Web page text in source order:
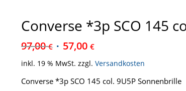
Converse *3p SCO 145
97,00€ 57,00€
inkl. 19 % MwSt. zzgl.Versandkosten
Converse *3p SCO 145 col. 9U5P Sonnenbrille